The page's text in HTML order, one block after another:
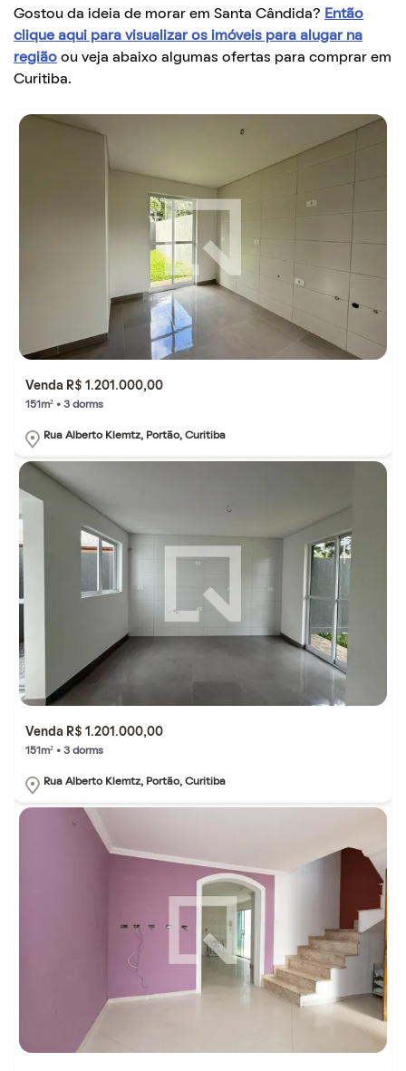
Gostou da ideia de morar em Santa Cândida? Então
clique aqui para visualizar os imóveis para alugar na
região ou veja abaixo algumas ofertas para comprar em
Curitiba.
Venda R$ 1.201.000,00
151m² • 3 dorms
Rua Alberto Klemtz, Portão, Curitiba
Venda R$ 1.201.000,00
151m² • 3 dorms
Rua Alberto Klemtz, Portão, Curitiba